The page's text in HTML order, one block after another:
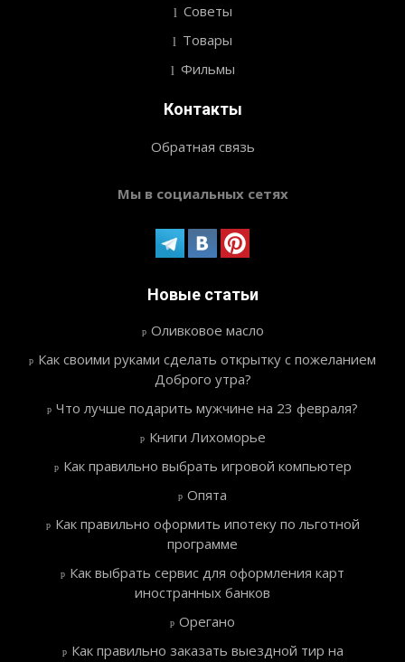
Советы
Товары
Фильмы
Контакты
Обратная связь
Мы в социальных сетях
Новые статьи
Оливковое масло
Как своими руками сделать открытку с пожеланием
Доброго утра?
Что лучше подарить мужчине на 23 февраля?
Книги Лихоморье
Как правильно выбрать игровой компьютер
Опята
Как правильно оформить ипотеку по льготной
программе
Как выбрать сервис для оформления карт
иностранных банков
Орегано
Как правильно заказать выездной тир на